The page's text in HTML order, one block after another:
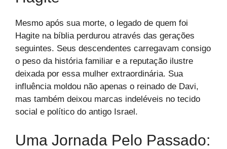
Mesmo após sua morte, o legado de quem foi
Hagite na bíblia perdurou através das gerações
seguintes. Seus descendentes carregavam consigo
o peso da história familiar e a reputação ilustre
deixada por essa mulher extraordinária. Sua
influência moldou não apenas o reinado de Davi,
mas também deixou marcas indeléveis no tecido
social e político do antigo Israel.
Uma Jornada Pelo Passado: